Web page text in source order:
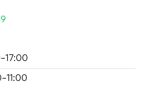
17:00
11:00